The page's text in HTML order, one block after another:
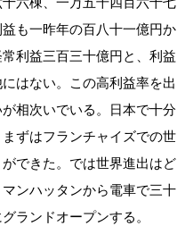
も一昨年の百八十一億円か
利益三百三十億円と、利益
はない。この高利益率を出
相次いでいる。日本で十分
ずはフランチャイズでの世
できた。では世界進出はど
ンハッタンから電車で三十
ランドオープンする。